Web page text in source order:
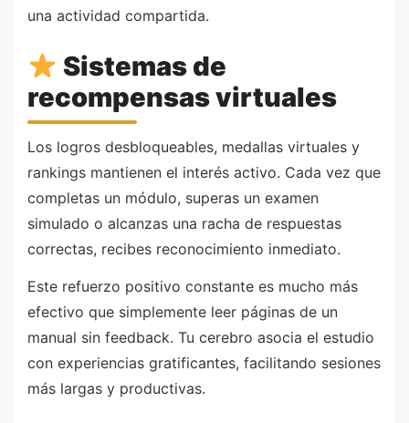
una actividad compartida.
Sistemas de
recompensas virtuales
Los logros desbloqueables, medallas virtuales y
rankings mantienen el interés activo. Cada vez que
completas un módulo, superas un examen
simulado o alcanzas una racha de respuestas
correctas, recibes reconocimiento inmediato.
Este refuerzo positivo constante es mucho más
efectivo que simplemente leer páginas de un
manual sin feedback. Tu cerebro asocia el estudio
con experiencias gratificantes, facilitando sesiones
más largas y productivas.